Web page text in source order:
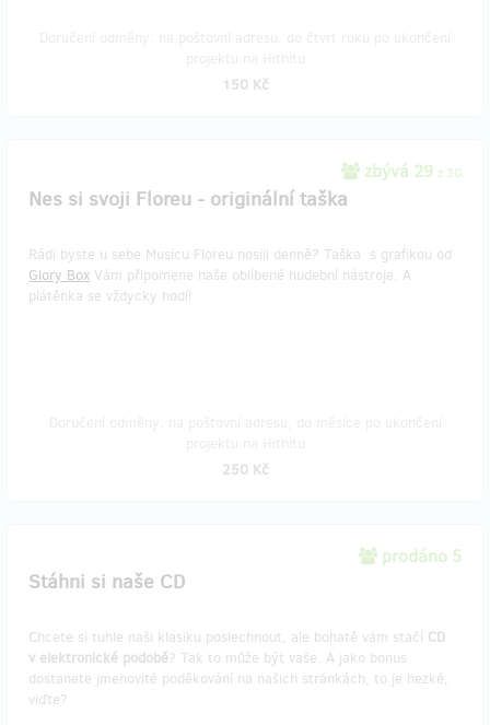
150 Kč
zbývá 29 z 30
Nes si svoji Floreu - originální taška
Rádi byste u sebe Musicu Floreu nosili denně? Taška s grafikou od
Glory Box Vám připomene naše oblíbené hudební nástroje. A
plátěnka se vždycky hodí!
250 Kč
prodáno 5
Stáhni si naše CD
Chcete si tuhle naši klasiku poslechnout, ale bohatě vám stačí CD
v elektronické podobě? Tak to může být vaše. A jako bonus
dostanete jmenovité poděkování na našich stránkách, to je hezké,
viďte?